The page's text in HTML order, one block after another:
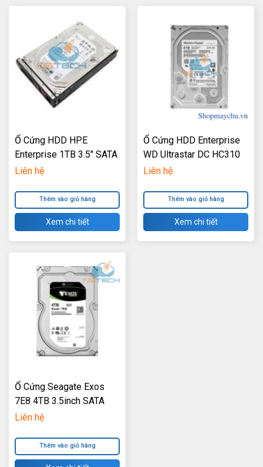
Ổ Cứng HDD HPE
Enterprise 1TB 3.5″ SATA
6Gb/s 7200RPM (NO
Liên hệ
Thêm vào giỏ hàng
Xem chi tiết
Ổ Cứng HDD Enterprise
WD Ultrastar DC HC310
6TB 3.5inch 256MB
6Gb/s
Liên hệ
Thêm vào giỏ hàng
Xem chi tiết
Ổ Cứng Seagate Exos
7E8 4TB 3.5inch SATA
6Gb/S 7.2K RPM Cache
Liên hệ
Thêm vào giỏ hàng